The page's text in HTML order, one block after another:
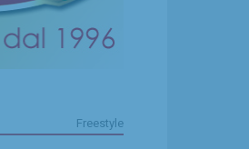
Freestyle